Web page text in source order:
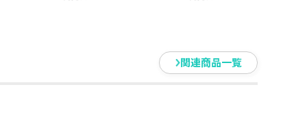
愛は不要です！～
関連商品一覧